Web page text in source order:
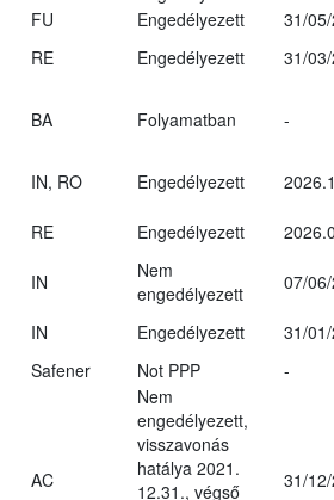
FU Engedélyezett
31/
RE Engedélyezett
31/
BA Folyamatban -
IN, RO Engedélyezett
RE Engedélyezett
IN
Nem
engedélyezett
07/
IN Engedélyezett
31/
Safener Not PPP -
AC
Nem
engedélyezett,
visszavonás
hatálya 2021.
12.31., végső
31/